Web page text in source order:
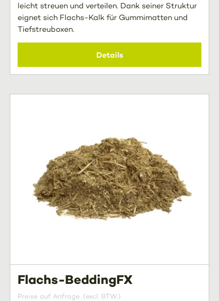
leicht streuen und verteilen. Dank seiner Struktur
eignet sich Flachs-Kalk für Gummimatten und
Tiefstreuboxen.
Details
Flachs-BeddingFX
Preise auf Anfrage. (excl. BTW.)